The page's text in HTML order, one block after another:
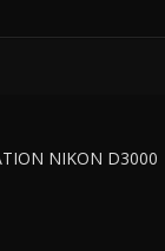
NIKON D3000